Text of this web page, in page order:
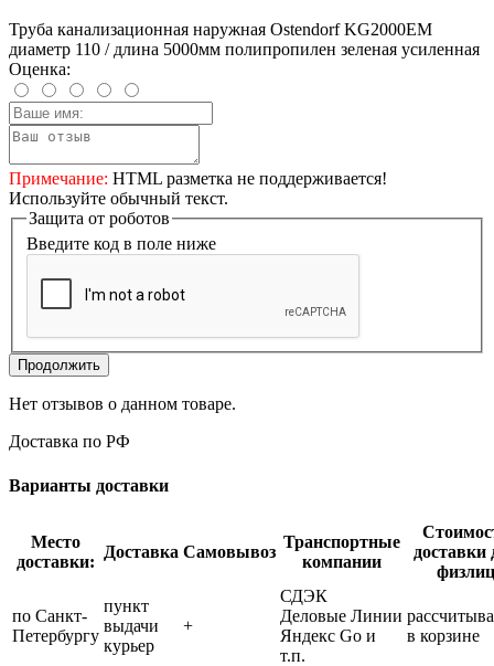
Труба канализационная наружная Ostendorf KG2000EM
диаметр 110 / длина 5000мм полипропилен зеленая усиленная
Оценка:
Примечание: HTML разметка не поддерживается!
Используйте обычный текст.
Защита от роботов
Введите код в поле ниже
Продолжить
Нет отзывов о данном товаре.
Доставка по РФ
Варианты доставки
Место
доставки:
Доставка Самовывоз
Транспортные
компании
доставки
физлиц
по Санкт-
Петербургу
пункт
выдачи
курьер
+
СДЭК
Деловые Линии
Яндекс Go и
т.п.
в корзине